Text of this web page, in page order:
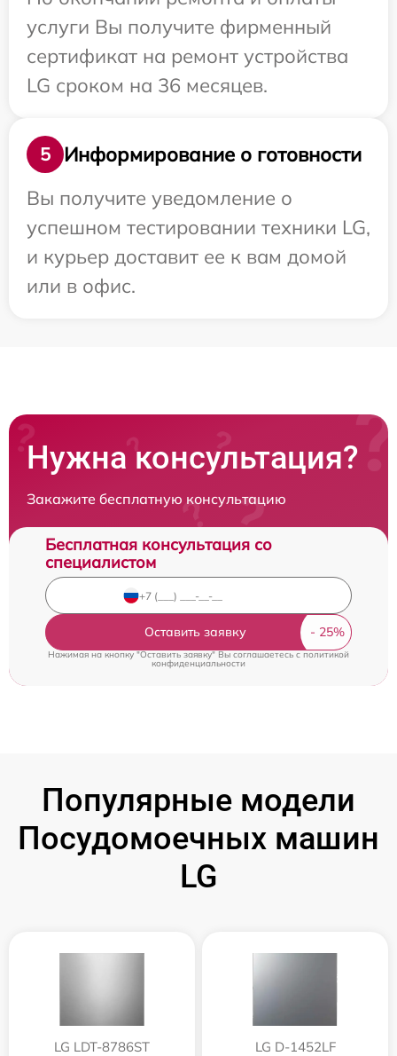
услуги Вы получите фирменный
сертификат на ремонт устройства
LG сроком на 36 месяцев.
5
Информирование о готовности
Вы получите уведомление о
успешном тестировании техники LG,
и курьер доставит ее к вам домой
или в офис.
Нужна консультация?
Закажите бесплатную консультацию
Бесплатная консультация со
специалистом
Оставить заявку
Нажимая на кнопку "Оставить заявку" Вы соглашаетесь cполитикой
конфиденциальности
Популярные модели
Посудомоечных машин
LG
LG LDT-8786ST LG D-1452LF